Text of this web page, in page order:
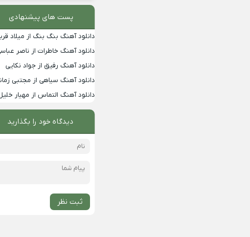
پست های پیشنهادی
دانلود آهنگ بنگ بنگ از میلاد
دانلود آهنگ خاطرات از ناصر
دانلود آهنگ رفیق از جواد نکایی
دانلود آهنگ سیاهی از مجتبی
دانلود آهنگ التماس از مهیار
دیدگاه خود را بگذارید
ثبت نظر